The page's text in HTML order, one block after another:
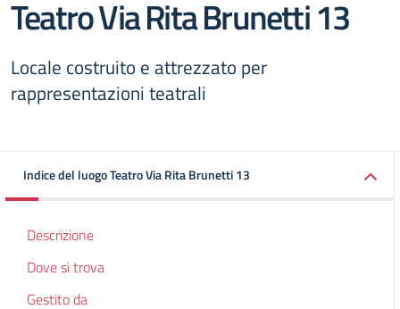
Teatro Via Rita Brunetti 13
Locale costruito e attrezzato per
rappresentazioni teatrali
Indice del luogo Teatro Via Rita Brunetti 13
Descrizione
Dove si trova
Gestito da